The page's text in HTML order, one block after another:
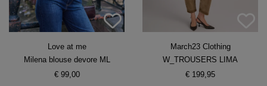
Love at me
Milena blouse devore ML
€ 99,00
March23 Clothing
W_TROUSERS LIMA
€ 199,95